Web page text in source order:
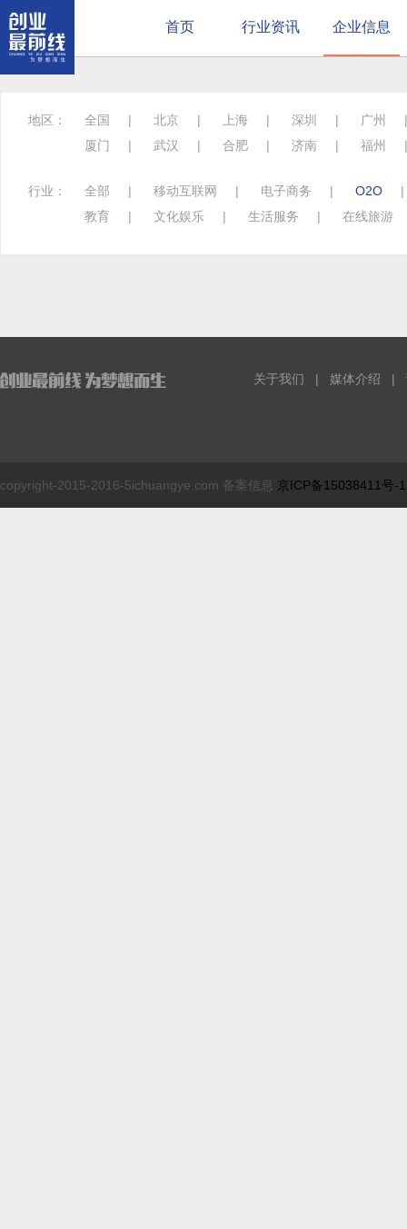
首页 行业资讯 企业信息
地区： 全国 | 北京 | 上海 | 深圳 | 广州
厦门
| 武汉 | 合肥 | 济南 | 福州
行业： 全部 | 移动互联网 | 电子商务 | O2O
|
教育
| 文化娱乐 | 生活服务 | 在线旅游
关于我们 | 媒体介绍 |
copyright-2015-2016-5ichuangye.com 备案信息 京ICP备15038411号-1